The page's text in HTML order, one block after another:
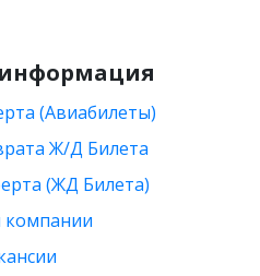
(Авиабилеты)
Ж/Д Билета
(ЖД Билета)
компании